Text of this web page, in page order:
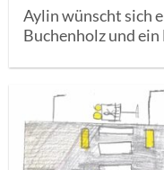
Aylin wünscht sich
Buchenholz und ein